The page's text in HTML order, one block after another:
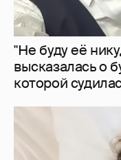
Молится о